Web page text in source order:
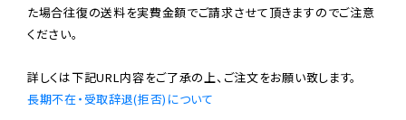
た場合往復の送料を実費金額でご請求させて頂きますのでご注意
ください。
長期不在・受取辞退(拒否)について